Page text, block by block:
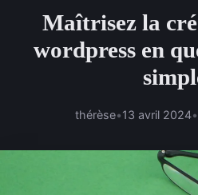
Maîtrisez la
wordpress en
thérèse•13 avril 2024•